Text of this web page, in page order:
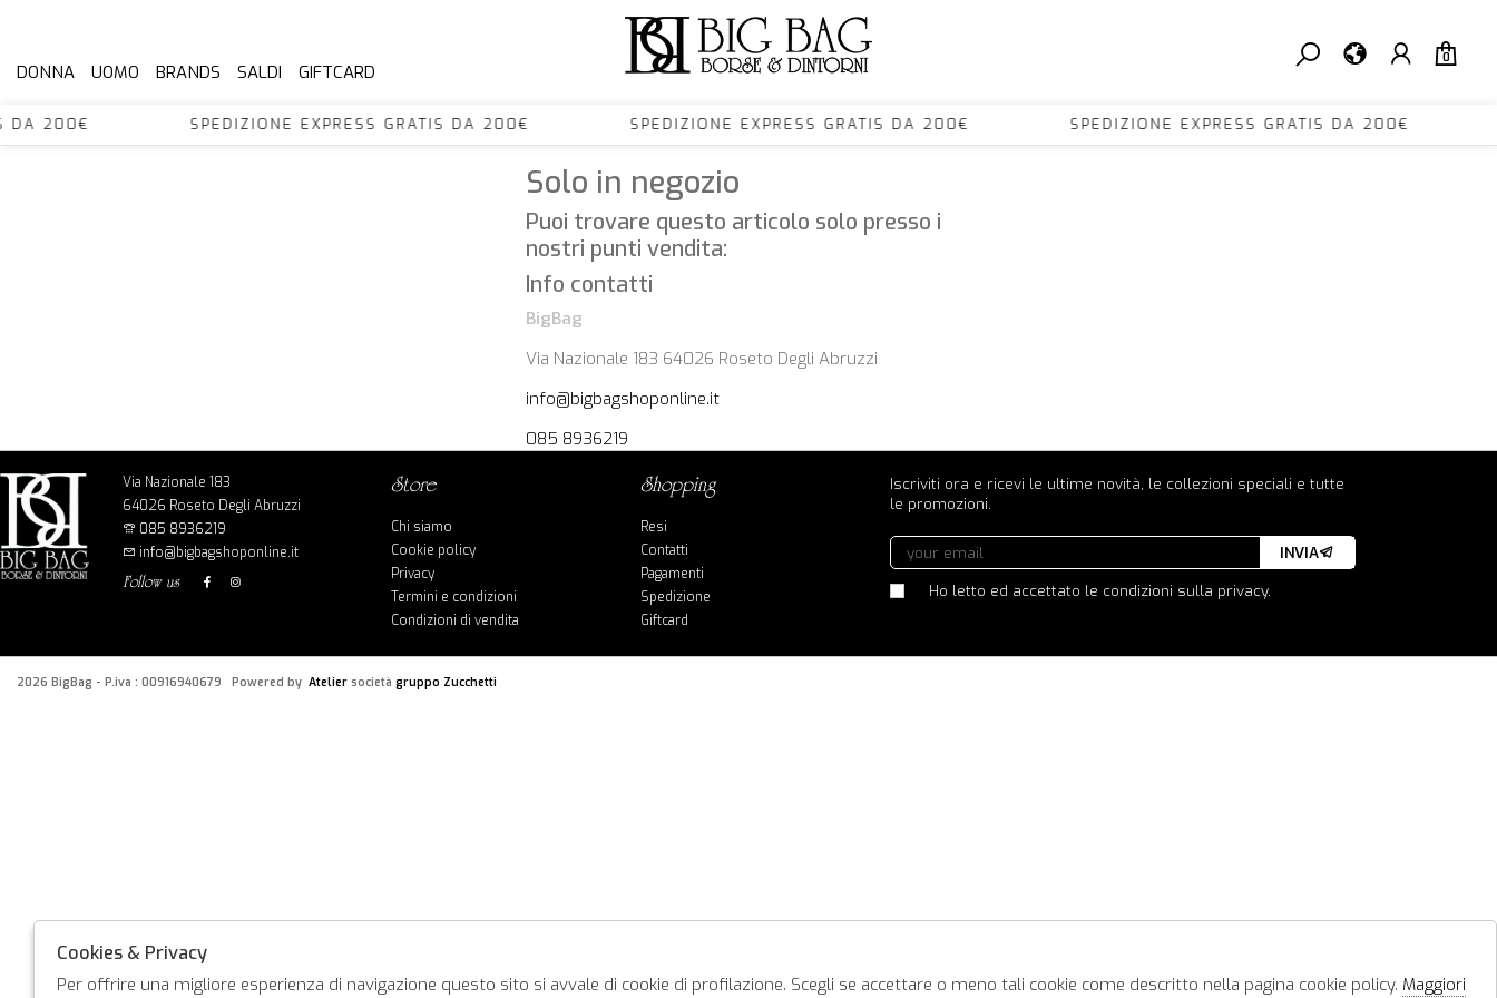
0
DONNA UOMO BRANDS SALDI GIFTCARD
DA 200€ SPEDIZIONE EXPRESS GRATIS DA 200€ SPEDIZIONE EXPRESS GRATIS DA 200€ SPEDIZIONE EXPRESS GRATIS DA
Solo in negozio
Puoi trovare questo articolo solo presso i
nostri punti vendita:
Info contatti
BigBag
Via Nazionale 183 64026 Roseto Degli Abruzzi
info@bigbagshoponline.it
085 8936219
Via Nazionale 183
64026 Roseto Degli Abruzzi
085 8936219
info@bigbagshoponline.it
follow us
store
Chi siamo
Cookie policy
Privacy
Termini e condizioni
Condizioni di vendita
shopping
Resi
Contatti
Pagamenti
Spedizione
Giftcard
Iscriviti ora e ricevi le ultime novità, le collezioni speciali e tutte
le promozioni.
Ho letto ed accettato le condizioni sulla privacy.
INVIA
2026 BigBag - P.iva : 00916940679 Powered by Atelier società gruppo Zucchetti
Cookies & Privacy
Per offrire una migliore esperienza di navigazione questo sito si avvale di cookie di profilazione. Scegli se accettare o meno tali cookie come descritto nella pagina cookie policy. Maggiori